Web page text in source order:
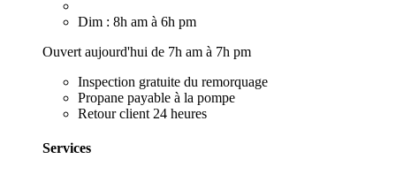
Dim : 8h am à 6h pm
Ouvert aujourd'hui de 7h am à 7h pm
Inspection gratuite du remorquage
Propane payable à la pompe
Retour client 24 heures
Services